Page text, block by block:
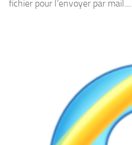
fichier pour l’envoyer par mail....